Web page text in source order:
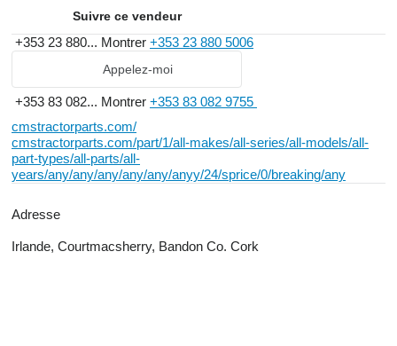
Suivre ce vendeur
+353 23 880... Montrer +353 23 880 5006
Appelez-moi
+353 83 082... Montrer +353 83 082 9755
cmstractorparts.com/
cmstractorparts.com/part/1/all-makes/all-series/all-models/all-
part-types/all-parts/all-
years/any/any/any/any/any/anyy/24/sprice/0/breaking/any
Adresse
Irlande, Courtmacsherry, Bandon Co. Cork